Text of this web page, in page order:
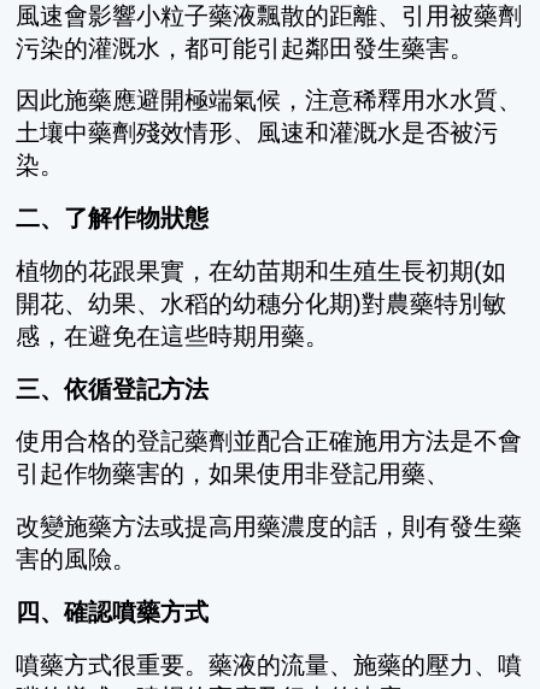
風速會影響小粒子藥液飄散的距離、引用被藥劑
污染的灌溉水，都可能引起鄰田發生藥害。
因此施藥應避開極端氣候，注意稀釋用水水質、
土壤中藥劑殘效情形、風速和灌溉水是否被污
染。
二、了解作物狀態
植物的花跟果實，在幼苗期和生殖生長初期(如
開花、幼果、水稻的幼穗分化期)對農藥特別敏
感，在避免在這些時期用藥。
三、依循登記方法
使用合格的登記藥劑並配合正確施用方法是不會
引起作物藥害的，如果使用非登記用藥、
改變施藥方法或提高用藥濃度的話，則有發生藥
害的風險。
四、確認噴藥方式
噴藥方式很重要。藥液的流量、施藥的壓力、噴